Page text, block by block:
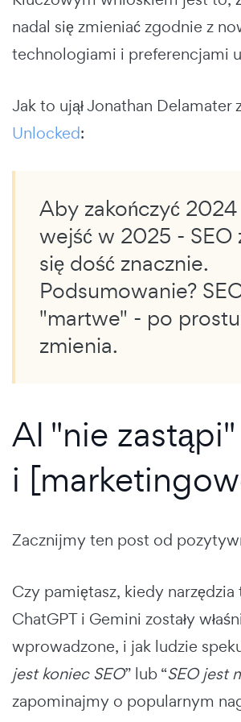
nadal się zmieniać zgodnie z
technologiami i preferencjami
Jak to ujął Jonathan Delamater
Unlocked:
Aby zakończyć
wejść w 2025 - SEO
się dość znacznie.
Podsumowanie?
"martwe" - po
zmienia.
AI "nie
i
Zacznijmy ten post od
Czy pamiętasz, kiedy narzędzia
ChatGPT i Gemini zostały
wprowadzone, i jak ludzie
jest koniec SEO” lub “SEO jest
zapominajmy o popularnym